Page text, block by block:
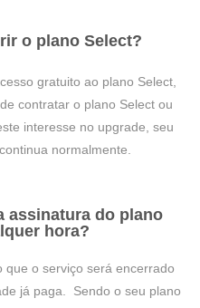
o plano Select?
gratuito ao plano Select,
contratar o plano Select ou
interesse no upgrade, seu
normalmente.
assinatura do plano
hora?
que o serviço será encerrado
já paga. Sendo o seu plano